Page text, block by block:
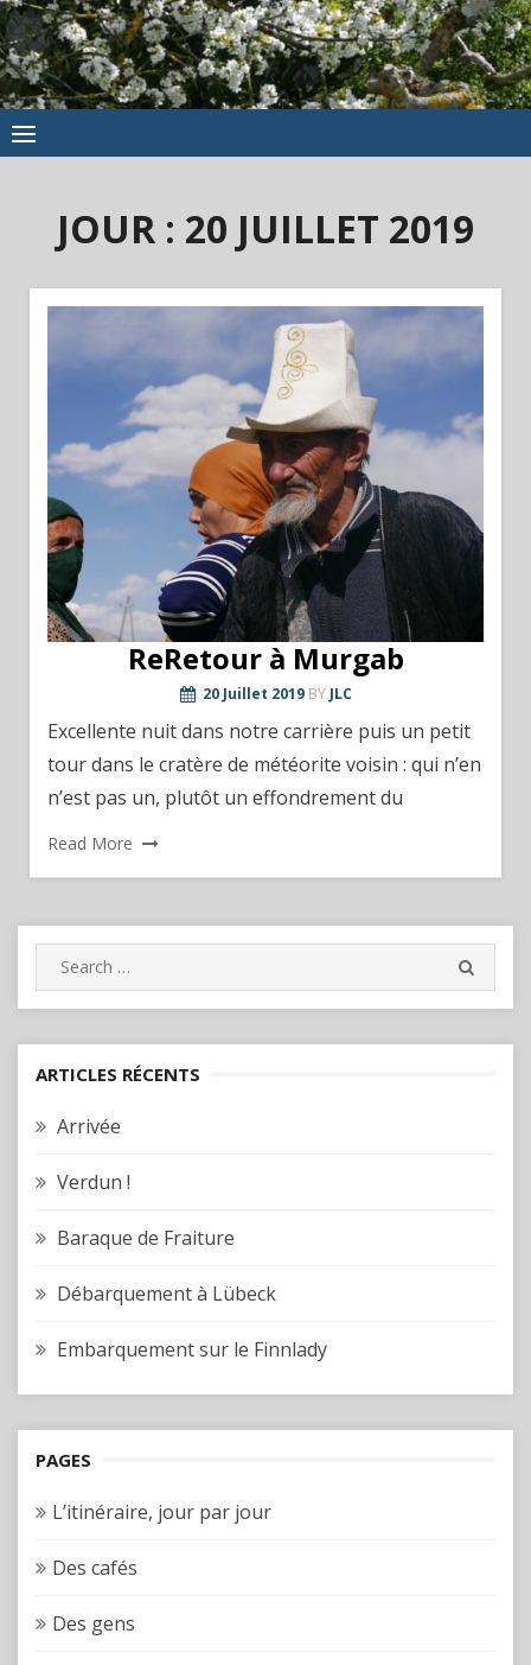
JOUR : 20 JUILLET 2019
ReRetour à Murgab
20 Juillet 2019 BY JLC
Excellente nuit dans notre carrière puis un petit
tour dans le cratère de météorite voisin : qui n’en
n’est pas un, plutôt un effondrement du
Read More
Search
for:
ARTICLES RÉCENTS
Arrivée
Verdun !
Baraque de Fraiture
Débarquement à Lübeck
Embarquement sur le Finnlady
PAGES
L’itinéraire, jour par jour
Des cafés
Des gens